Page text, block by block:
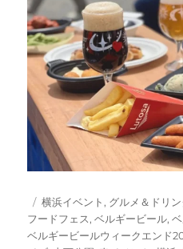
投
稿
日:
カ
テ
ゴ
横浜イベント , グルメ＆ドリン
フードフェス,ベルギービール,
ベルギービールウィークエンド